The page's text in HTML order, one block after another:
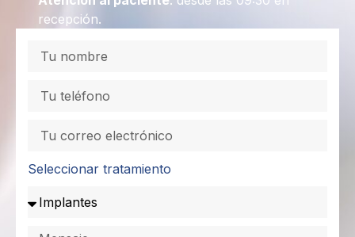
recepción.
Seleccionar tratamiento